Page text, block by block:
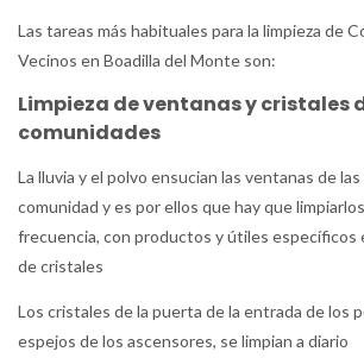
Las tareas más habituales para la limpieza de
Vecinos en Boadilla del Monte son:
Limpieza de ventanas y cristales
comunidades
La lluvia y el polvo ensucian las ventanas de
comunidad y es por ellos que hay que
frecuencia, con productos y útiles específicos
de cristales
Los cristales de la puerta de la entrada de los
espejos de los ascensores, se limpian a diario